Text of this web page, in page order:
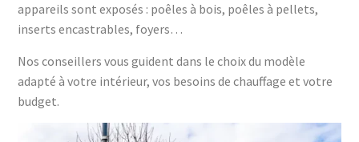
appareils sont exposés : poêles à bois, poêles à pellets,
inserts encastrables, foyers…
Nos conseillers vous guident dans le choix du modèle
adapté à votre intérieur, vos besoins de chauffage et votre
budget.